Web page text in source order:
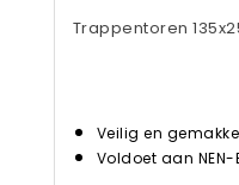
Trappentoren
Veilig en
Voldoet aan NEN-